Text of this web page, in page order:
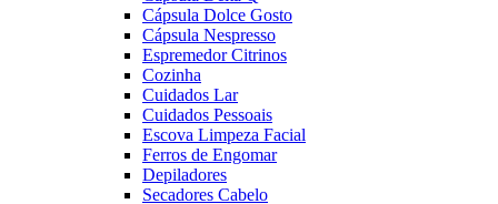
Cápsula Dolce Gosto
Cápsula Nespresso
Espremedor Citrinos
Cozinha
Cuidados Lar
Cuidados Pessoais
Escova Limpeza Facial
Ferros de Engomar
Depiladores
Secadores Cabelo